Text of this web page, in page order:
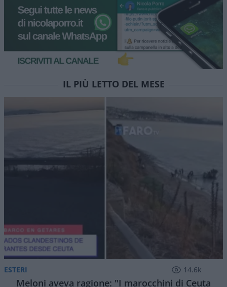
IL PIÙ LETTO DEL MESE
ESTERI 14.6k
Meloni aveva ragione: "I marocchini di Ceuta